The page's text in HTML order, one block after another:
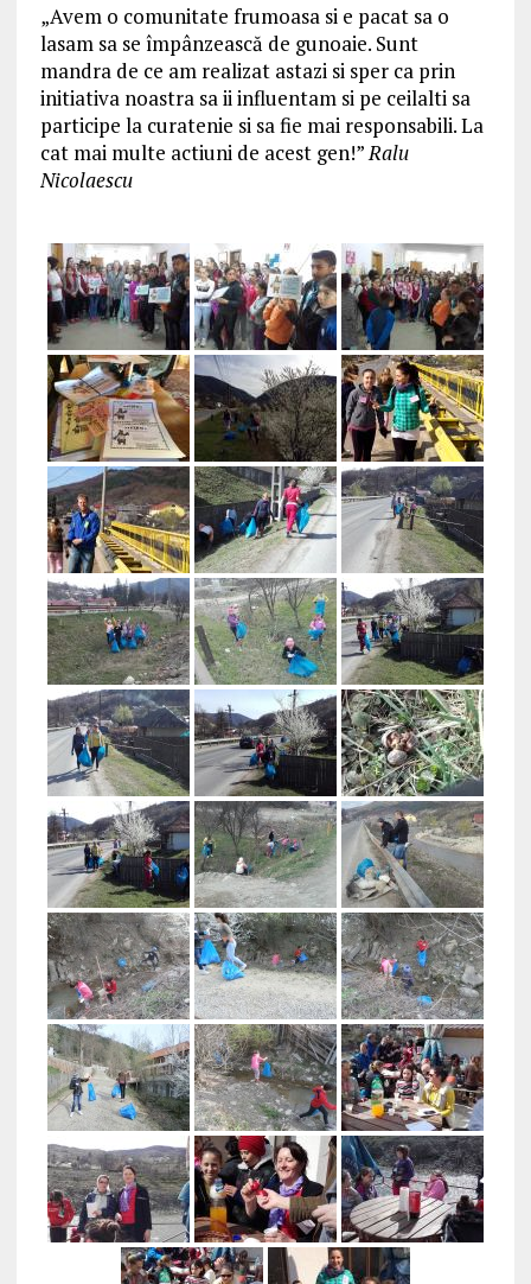
„Avem o comunitate frumoasa si e pacat sa o
lasam sa se împânzească de gunoaie. Sunt
mandra de ce am realizat astazi si sper ca prin
initiativa noastra sa ii influentam si pe ceilalti sa
participe la curatenie si sa fie mai responsabili. La
cat mai multe actiuni de acest gen!” Ralu
Nicolaescu